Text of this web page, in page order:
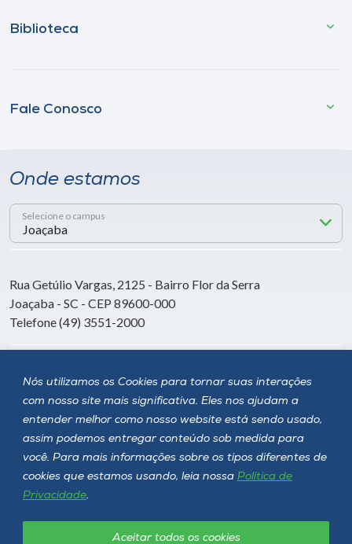
Nós utilizamos os Cookies para tornar suas interações
com nosso site mais significativa. Eles nos ajudam a
entender melhor como nosso website está sendo usado,
assim podemos entregar conteúdo sob medida para
você. Para mais informações sobre os tipos diferentes de
cookies que estamos usando, leia nossa Política de
Privacidade.
Aceitar todos os cookies
Biblioteca
Fale Conosco
Onde estamos
Selecione o campus
Rua Getúlio Vargas, 2125 - Bairro Flor da Serra
Joaçaba - SC - CEP 89600-000
Telefone (49) 3551-2000
Siga a Unoesc